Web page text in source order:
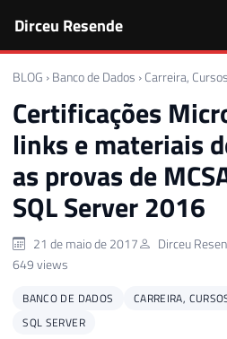
Dirceu Resende
BLOG › Banco de Dados › Carreira,
Certificações
links e materiais
as provas de
SQL Server 2016
21 de maio de 2017 Dirceu
649 views
BANCO DE DADOS
CARREIRA,
SQL SERVER